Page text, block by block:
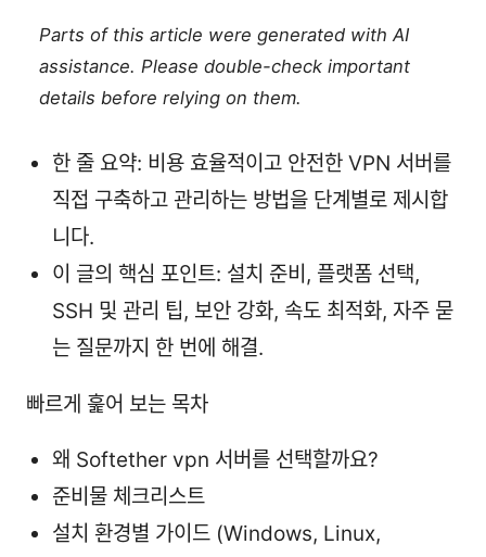
Parts of this article were generated with AI
assistance. Please double-check important
details before relying on them.
한 줄 요약: 비용 효율적이고 안전한 VPN 서버를
직접 구축하고 관리하는 방법을 단계별로 제시합
니다.
이 글의 핵심 포인트: 설치 준비, 플랫폼 선택,
SSH 및 관리 팁, 보안 강화, 속도 최적화, 자주 묻
는 질문까지 한 번에 해결.
빠르게 훑어 보는 목차
왜 Softether vpn 서버를 선택할까요?
준비물 체크리스트
설치 환경별 가이드 (Windows, Linux,